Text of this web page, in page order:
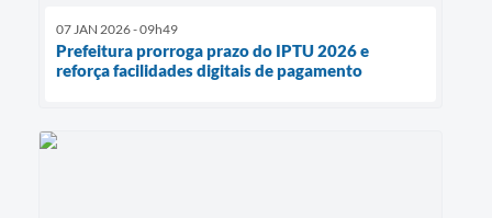
07 JAN 2026 - 09h49
Prefeitura prorroga prazo do IPTU 2026 e
reforça facilidades digitais de pagamento